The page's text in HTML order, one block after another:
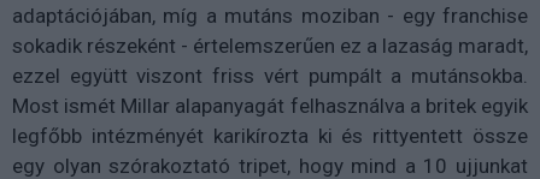
adaptációjában, míg a mutáns moziban - egy franchise
sokadik részeként - értelemszerűen ez a lazaság maradt,
ezzel együtt viszont friss vért pumpált a mutánsokba.
Most ismét Millar alapanyagát felhasználva a britek egyik
legfőbb intézményét karikírozta ki és rittyentett össze
egy olyan szórakoztató tripet, hogy mind a 10 ujjunkat